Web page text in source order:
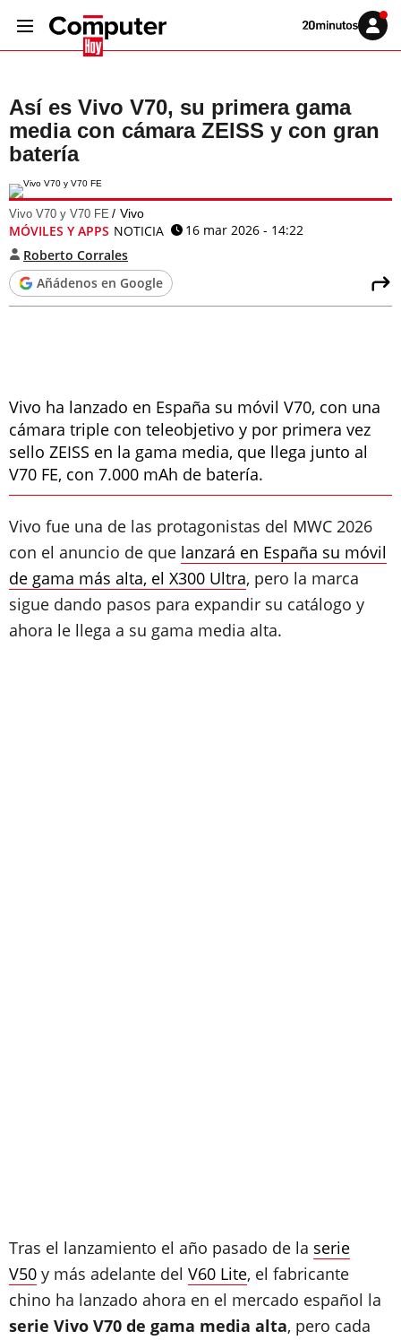
Volver
Iniciar
sesión
Así es Vivo V70, su primera gama
media con cámara ZEISS y con gran
batería
Vivo V70 y V70 FE Vivo
MÓVILES Y APPS NOTICIA
16 mar 2026 - 14:22
Roberto Corrales
Añádenos en Google
Vivo ha lanzado en España su móvil V70, con una
cámara triple con teleobjetivo y por primera vez
sello ZEISS en la gama media, que llega junto al
V70 FE, con 7.000 mAh de batería.
Vivo fue una de las protagonistas del MWC 2026
con el anuncio de que lanzará en España su móvil
de gama más alta, el X300 Ultra, pero la marca
sigue dando pasos para expandir su catálogo y
ahora le llega a su gama media alta.
Tras el lanzamiento el año pasado de la serie
V50 y más adelante del V60 Lite, el fabricante
chino ha lanzado ahora en el mercado español la
serie Vivo V70 de gama media alta, pero cada